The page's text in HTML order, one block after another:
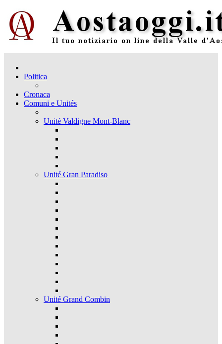
Politica
Cronaca
Comuni e Unités
Unité Valdigne Mont-Blanc
Unité Gran Paradiso
Unité Grand Combin